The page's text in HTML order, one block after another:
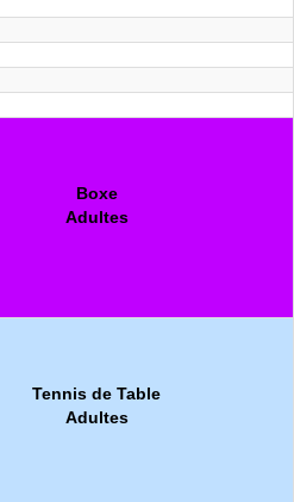
Boxe
Adultes
Tennis de Table
Adultes